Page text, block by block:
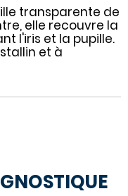
transparente de
elle recouvre la
l'iris et la pupille.
et à